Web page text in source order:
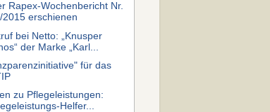
Rapex-Wochenbericht Nr.
2015 erschienen
bei Netto: „Knusper
der Marke „Karl...
für das
zu Pflegeleistungen:
Helfer...